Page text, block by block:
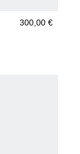
300,00 €